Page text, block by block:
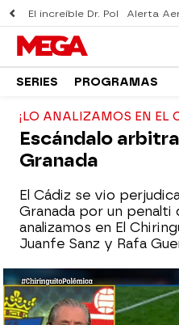
El increíble Dr. Pol Alerta
SERIES PROGRAMAS
¡LO ANALIZAMOS EN EL
Escándalo
Granada
El Cádiz se vio
Granada por un penalti
analizamos en El
Juanfe Sanz y Rafa